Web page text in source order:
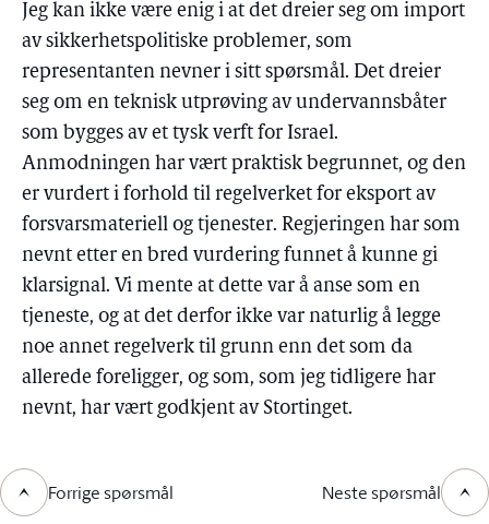
Jeg kan ikke være enig i at det dreier seg om import
av sikkerhetspolitiske problemer, som
representanten nevner i sitt spørsmål. Det dreier
seg om en teknisk utprøving av undervannsbåter
som bygges av et tysk verft for Israel.
Anmodningen har vært praktisk begrunnet, og den
er vurdert i forhold til regelverket for eksport av
forsvarsmateriell og tjenester. Regjeringen har som
nevnt etter en bred vurdering funnet å kunne gi
klarsignal. Vi mente at dette var å anse som en
tjeneste, og at det derfor ikke var naturlig å legge
noe annet regelverk til grunn enn det som da
allerede foreligger, og som, som jeg tidligere har
nevnt, har vært godkjent av Stortinget.
Forrige spørsmål Neste spørsmål